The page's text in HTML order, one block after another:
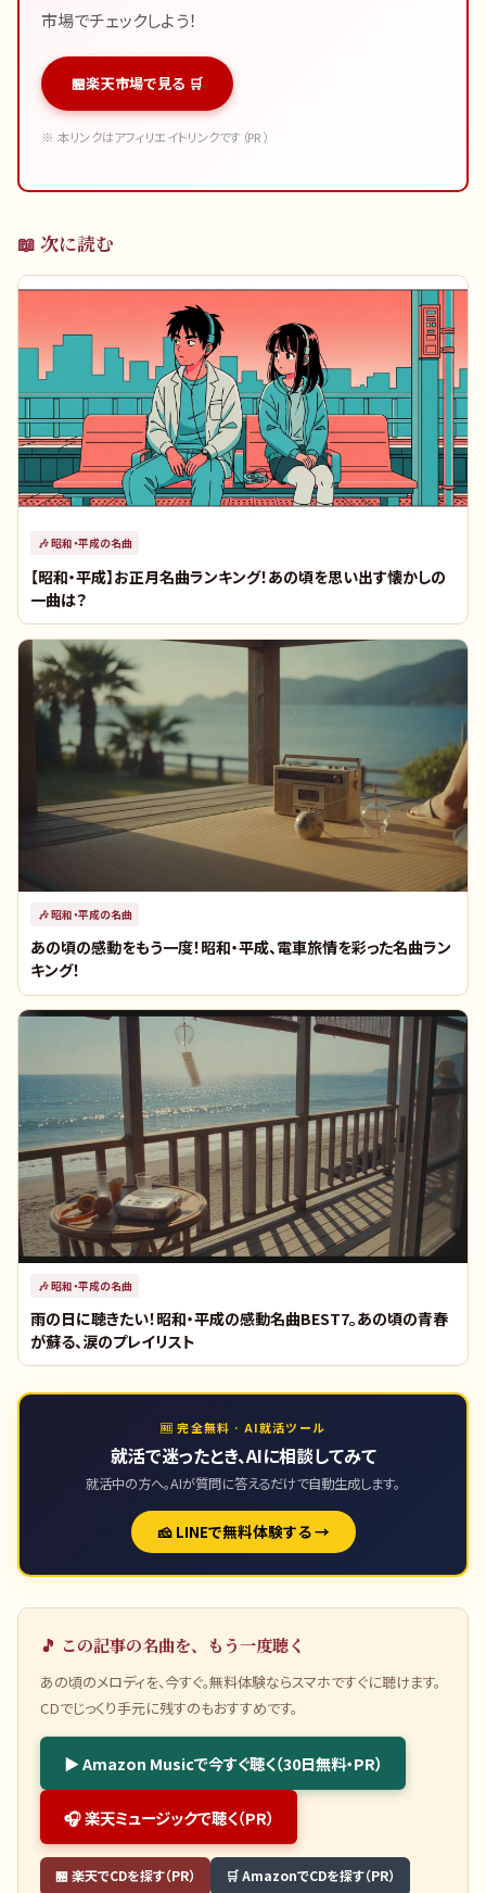
市場でチェックしよう！
楽天市場で見る 🛒
※ 本リンクはアフィリエイトリンクです（PR）
📖 次に読む
🎶昭和・平成の名曲
【昭和・平成】お正月名曲ランキング！あの頃を思い出す懐かしの
一曲は？
🎶昭和・平成の名曲
あの頃の感動をもう一度！昭和・平成、電車旅情を彩った名曲ラン
キング！
🎶昭和・平成の名曲
雨の日に聴きたい！昭和・平成の感動名曲BEST7。あの頃の青春
が蘇る、涙のプレイリスト
🆓 完全無料 · AI就活ツール
就活で迷ったとき、AIに相談してみて
就活中の方へ。AIが質問に答えるだけで自動生成します。
🧀 LINEで無料体験する →
🎵 この記事の名曲を、もう一度聴く
あの頃のメロディを、今すぐ。無料体験ならスマホですぐに聴けます。
CDでじっくり手元に残すのもおすすめです。
▶ Amazon Musicで今すぐ聴く（30日無料・PR）
🎧 楽天ミュージックで聴く（PR）
🏪 楽天でCDを探す（PR） 🛒 AmazonでCDを探す（PR）